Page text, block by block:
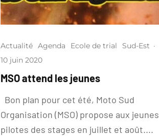
Actualité Agenda Ecole de trial Sud-Est ·
10 juin 2020
MSO attend les jeunes
Bon plan pour cet été, Moto Sud
Organisation (MSO) propose aux jeunes
pilotes des stages en juillet et août....